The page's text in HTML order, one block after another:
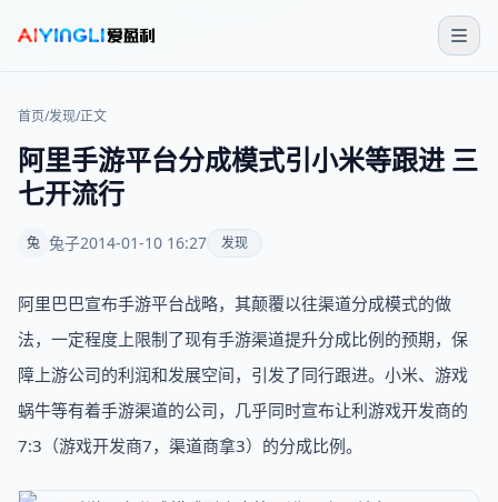
首页/发现/正文
阿里手游平台分成模式引小米等跟进 三
七开流行
兔 兔子2014-01-10 16:27 发现
阿里巴巴宣布手游平台战略，其颠覆以往渠道分成模式的做
法，一定程度上限制了现有手游渠道提升分成比例的预期，保
障上游公司的利润和发展空间，引发了同行跟进。小米、游戏
蜗牛等有着手游渠道的公司，几乎同时宣布让利游戏开发商的
7:3（游戏开发商7，渠道商拿3）的分成比例。